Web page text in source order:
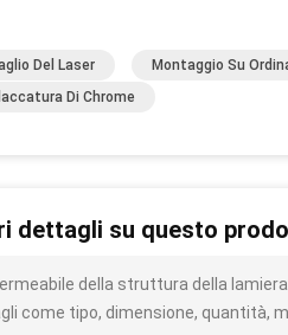
Del Laser
Montaggio Su
Di Chrome
dettagli su questo
della struttura della
come tipo, dimensione, quantità,